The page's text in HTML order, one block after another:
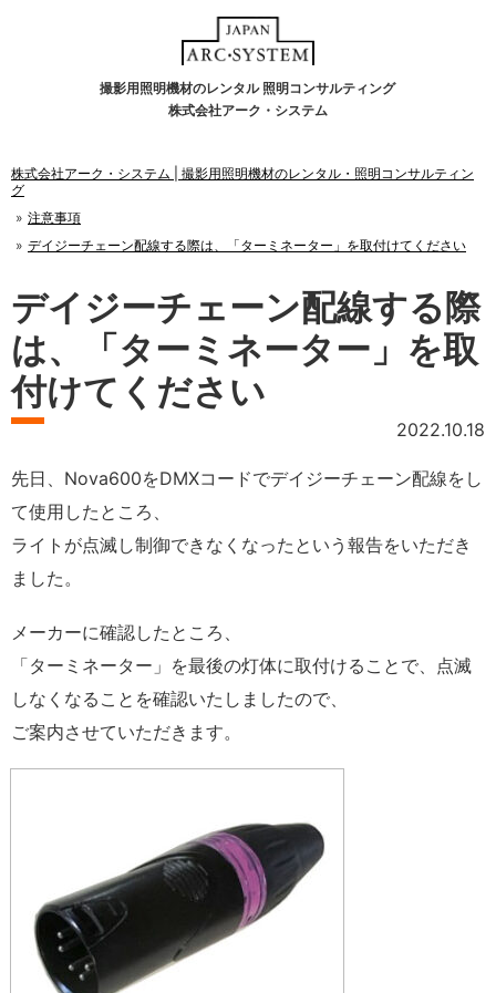
撮影用照明機材のレンタル 照明コンサルティング
株式会社アーク・システム
株式会社アーク・システム | 撮影用照明機材のレンタル・照明コンサルティン
グ
注意事項
デイジーチェーン配線する際は、「ターミネーター」を取付けてください
デイジーチェーン配線する際
は、「ターミネーター」を取
付けてください
2022.10.18
先日、Nova600をDMXコードでデイジーチェーン配線をし
て使用したところ、
ライトが点滅し制御できなくなったという報告をいただき
ました。
メーカーに確認したところ、
「ターミネーター」を最後の灯体に取付けることで、点滅
しなくなることを確認いたしましたので、
ご案内させていただきます。